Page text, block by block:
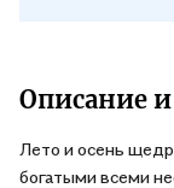
Описание
Лето и осень
богатыми всеми